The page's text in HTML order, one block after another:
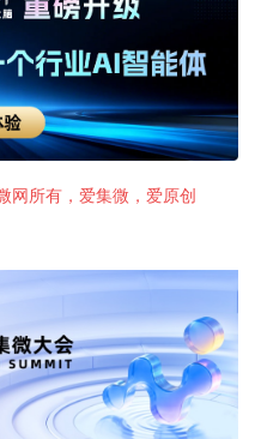
网所有，爱集微，爱原创